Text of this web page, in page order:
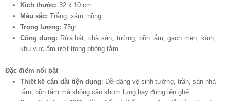
Kích thước: 32 x 10 cm
Màu sắc: Trắng, xám, hồng
Trọng lượng: 75gr
Công dụng: Rửa bát, chà sàn, tường, bồn tắm, gạch men, kính,
khu vực ẩm ướt trong phòng tắm
Đặc điểm nổi bật
Thiết kế cán dài tiện dụng: Dễ dàng vệ sinh tường, trần, sàn nhà
tắm, bồn tắm mà không cần khom lưng hay đứng lên ghế.